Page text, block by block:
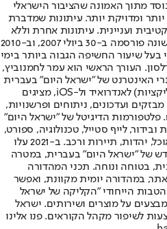
מתוך האמונה שהציבור הישראלי
יותר ומדויקת יותר. עיתונות שמדברת
ועניינית. עיתונות אחרת וללא
תשלום. המהדורה המודפסת הראשונה פורסמה ב-30 ביולי 2007, וב-2010
בעל שיעור החשיפה הגבוה ביותר בימי
העורך הראשי הוא עמר לחמנוביץ,
האינטרנט של "ישראל היום" בעברית
ובאנגלית, כמו כן היישומונים (אפליקציות) לאנדרואיד ול-iOS, מציגים
ועדכונים, ניתוחים ופרשנויות,
פלטפורמות הדיגיטל של "ישראל היום"
לייף סטייל, טכנולוגיה, ספורט,
כלכלה וצרכנות, בריאות, חיילים, אוכל, יהדות, תיירות ורכב. ב-2021 עלו
של "ישראל היום" בעברית, במטרה
בטוחה ונוחה. תכני המהדורה
במהדורה יומית מקוונת, ואפשר
הייחודי "הקליקה של ישראל
על מוצרים ושירותים. ישראל
לשיפור מקהל הקוראים. פנו אלינו